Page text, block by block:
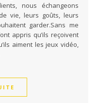
nous échangeons
vie, leurs goûts, leurs
garder.Sans me
appris qu’ils reçoivent
aiment les jeux vidéo,